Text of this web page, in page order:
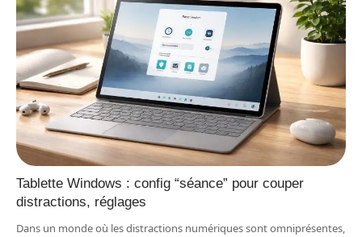
Tablette Windows : config “séance” pour couper
distractions, réglages
Dans un monde où les distractions numériques sont omniprésentes,